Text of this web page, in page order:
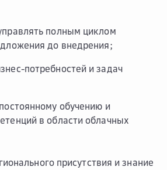
полным циклом
до внедрения;
потребностей и задач
обучению и
в области облачных
присутствия и знание